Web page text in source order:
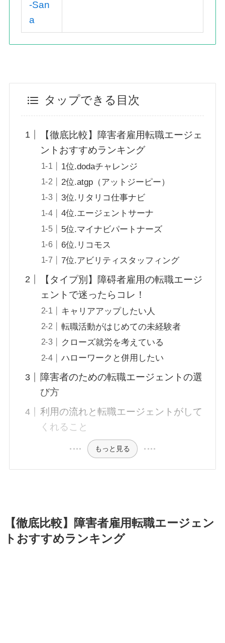
-San
a
タップできる目次
【徹底比較】障害者雇用転職エージェ
ントおすすめランキング
1位.dodaチャレンジ
2位.atgp（アットジーピー）
3位.リタリコ仕事ナビ
4位.エージェントサーナ
5位.マイナビパートナーズ
6位.リコモス
7位.アビリティスタッフィング
【タイプ別】障碍者雇用の転職エージ
ェントで迷ったらコレ！
キャリアアップしたい人
転職活動がはじめての未経験者
クローズ就労を考えている
ハローワークと併用したい
障害者のための転職エージェントの選
び方
利用の流れと転職エージェントがして
くれること
もっと見る
【徹底比較】障害者雇用転職エージェン
トおすすめランキング